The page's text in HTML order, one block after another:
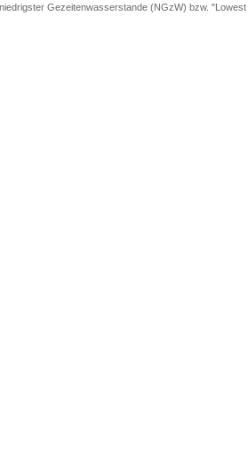
Gezeitenwasserstande (NGzW) bzw. "Lowest